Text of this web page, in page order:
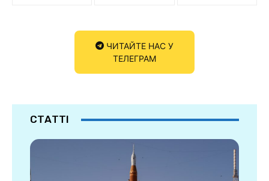
ЧИТАЙТЕ НАС У
ТЕЛЕГРАМ
СТАТТІ